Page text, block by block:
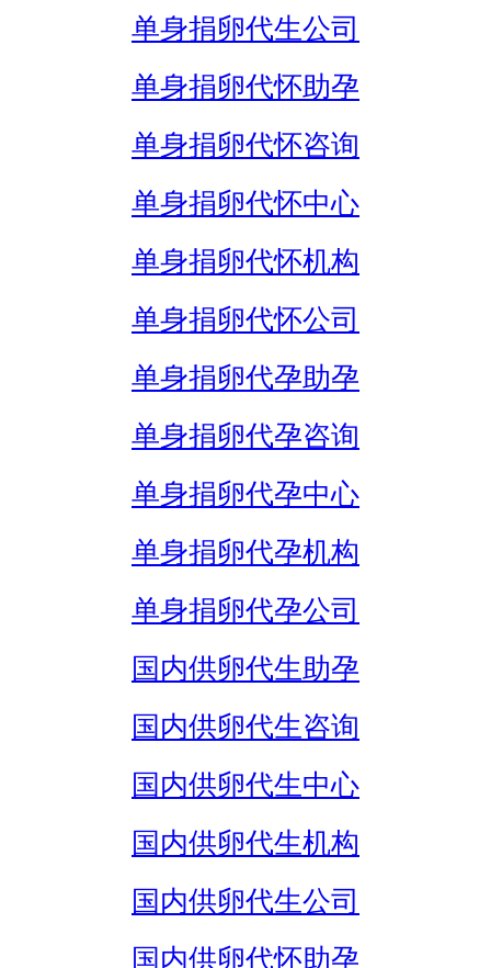
单身捐卵代生公司
单身捐卵代怀助孕
单身捐卵代怀咨询
单身捐卵代怀中心
单身捐卵代怀机构
单身捐卵代怀公司
单身捐卵代孕助孕
单身捐卵代孕咨询
单身捐卵代孕中心
单身捐卵代孕机构
单身捐卵代孕公司
国内供卵代生助孕
国内供卵代生咨询
国内供卵代生中心
国内供卵代生机构
国内供卵代生公司
国内供卵代怀助孕